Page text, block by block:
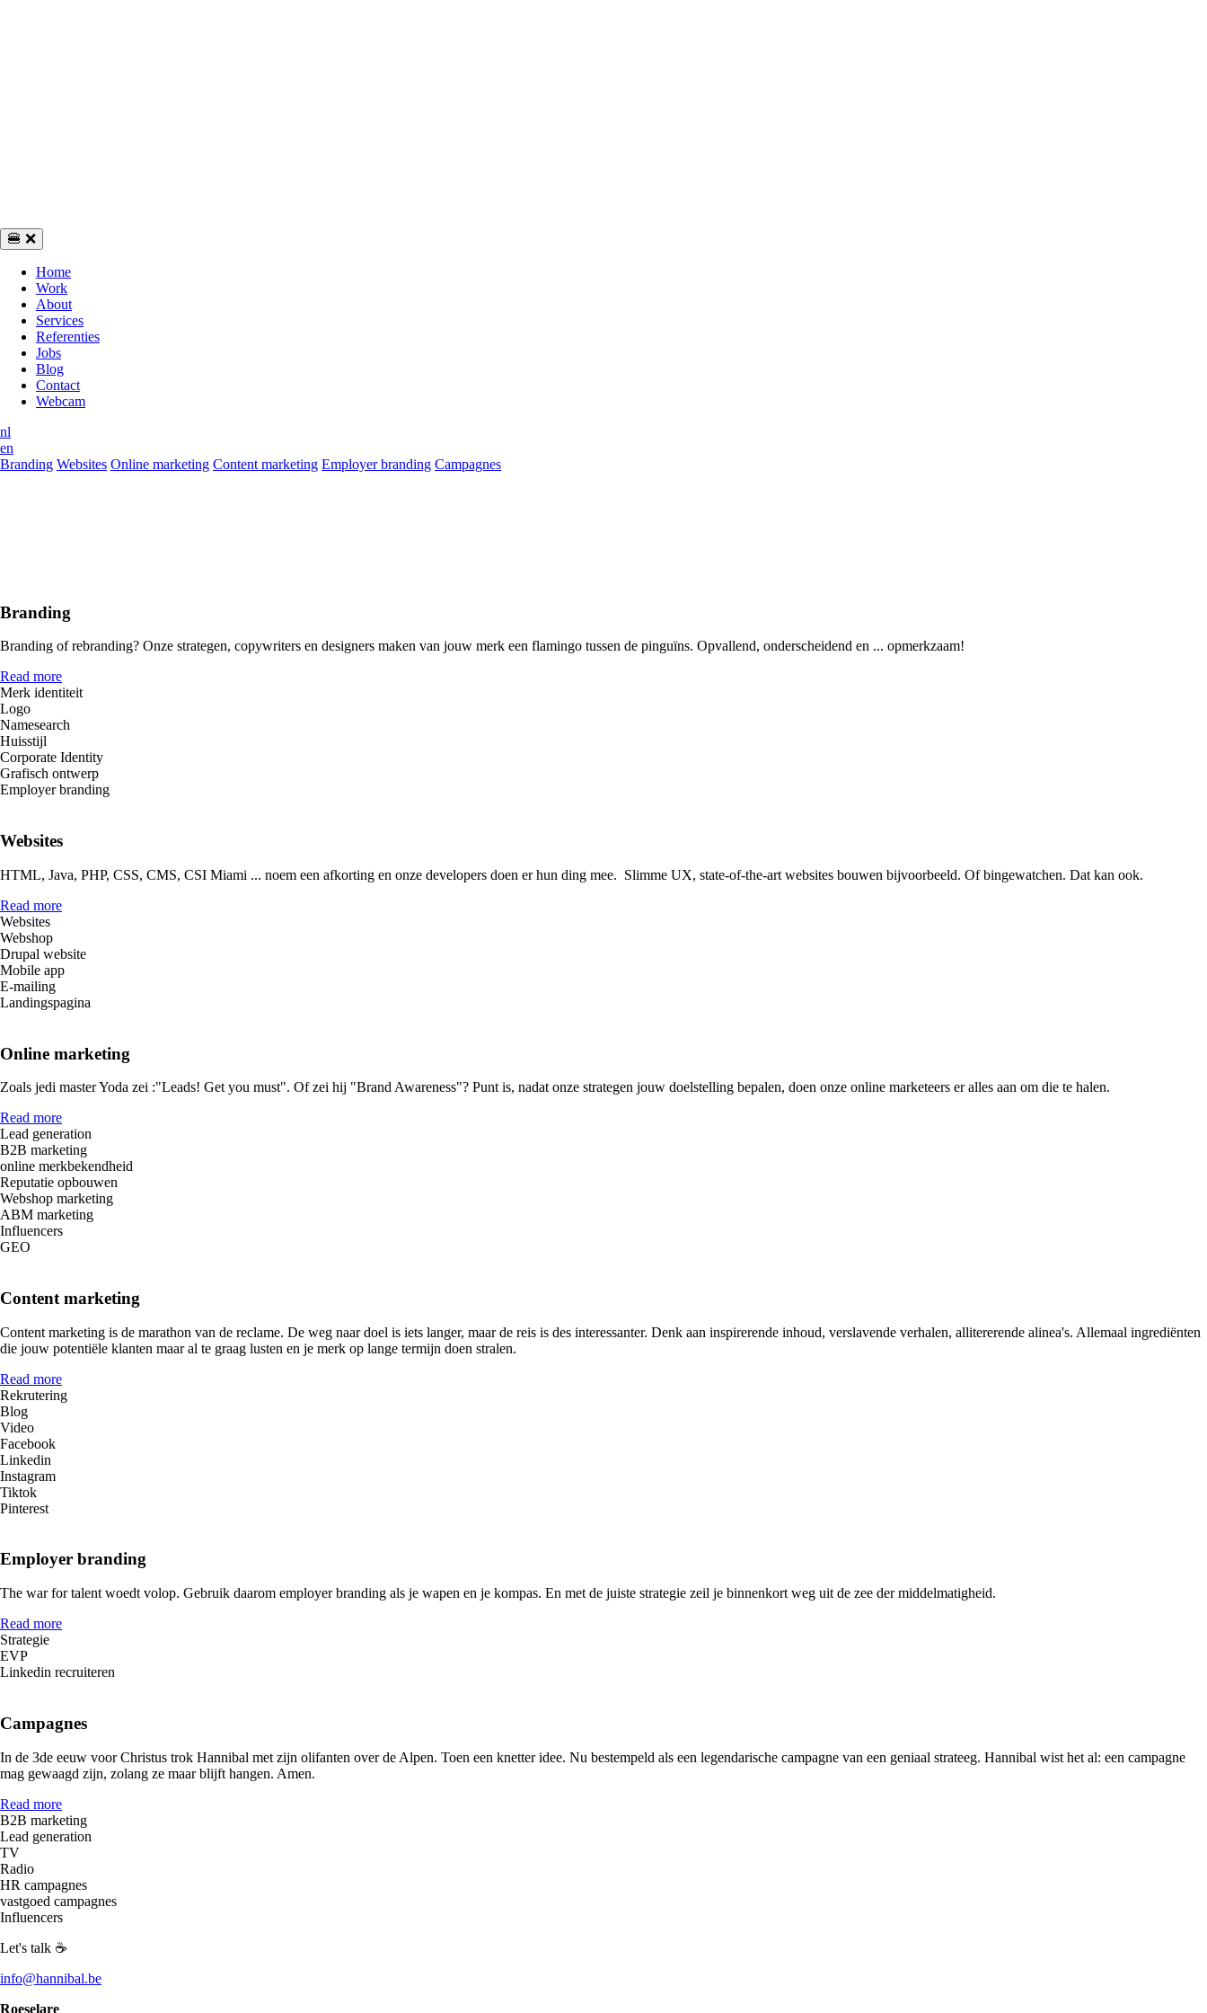
🍔 ❌
Home
Work
About
Services
Referenties
Jobs
Blog
Contact
Webcam
nl
en
Branding Websites Online marketing Content marketing Employer branding Campagnes
Branding
Branding of rebranding? Onze strategen, copywriters en designers maken van jouw merk een flamingo tussen de pinguïns. Opvallend, onderscheidend en ... opmerkzaam!
Read more
Merk identiteit
Logo
Namesearch
Huisstijl
Corporate Identity
Grafisch ontwerp
Employer branding
Websites
HTML, Java, PHP, CSS, CMS, CSI Miami ... noem een afkorting en onze developers doen er hun ding mee. Slimme UX, state-of-the-art websites bouwen bijvoorbeeld. Of bingewatchen. Dat kan ook.
Read more
Websites
Webshop
Drupal website
Mobile app
E-mailing
Landingspagina
Online marketing
Zoals jedi master Yoda zei :"Leads! Get you must". Of zei hij "Brand Awareness"? Punt is, nadat onze strategen jouw doelstelling bepalen, doen onze online marketeers er alles aan om die te halen.
Read more
Lead generation
B2B marketing
online merkbekendheid
Reputatie opbouwen
Webshop marketing
ABM marketing
Influencers
GEO
Content marketing
Content marketing is de marathon van de reclame. De weg naar doel is iets langer, maar de reis is des interessanter. Denk aan inspirerende inhoud, verslavende verhalen, allitererende alinea's. Allemaal ingrediënten
die jouw potentiële klanten maar al te graag lusten en je merk op lange termijn doen stralen.
Read more
Rekrutering
Blog
Video
Facebook
Linkedin
Instagram
Tiktok
Pinterest
Employer branding
The war for talent woedt volop. Gebruik daarom employer branding als je wapen en je kompas. En met de juiste strategie zeil je binnenkort weg uit de zee der middelmatigheid.
Read more
Strategie
EVP
Linkedin recruiteren
Campagnes
In de 3de eeuw voor Christus trok Hannibal met zijn olifanten over de Alpen. Toen een knetter idee. Nu bestempeld als een legendarische campagne van een geniaal strateeg. Hannibal wist het al: een campagne
mag gewaagd zijn, zolang ze maar blijft hangen. Amen.
Read more
B2B marketing
Lead generation
TV
Radio
HR campagnes
vastgoed campagnes
Influencers
Let's talk ☕
info@hannibal.be
Roeselare